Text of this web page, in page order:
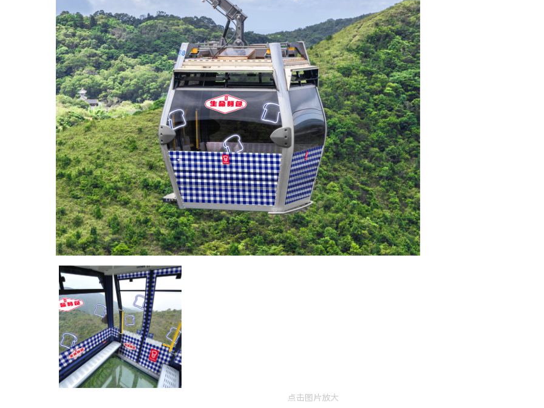
点击图片放大